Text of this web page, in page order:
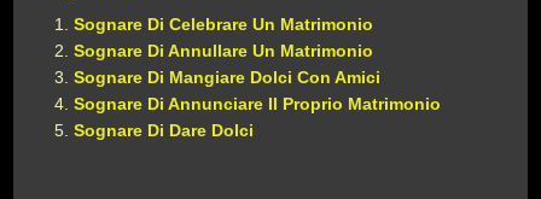
Sognare Di Celebrare Un Matrimonio
Sognare Di Annullare Un Matrimonio
Sognare Di Mangiare Dolci Con Amici
Sognare Di Annunciare Il Proprio Matrimonio
Sognare Di Dare Dolci